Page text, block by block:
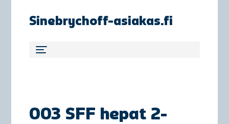
Sinebrychoff-asiakas.fi
003 SFF hepat 2-